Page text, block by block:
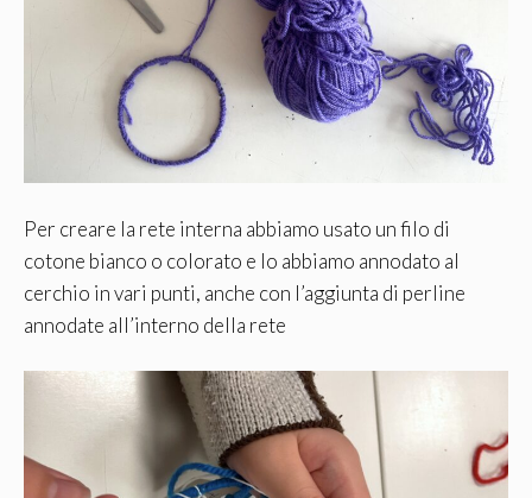
Per creare la rete interna abbiamo usato un filo di
cotone bianco o colorato e lo abbiamo annodato al
cerchio in vari punti, anche con l’aggiunta di perline
annodate all’interno della rete